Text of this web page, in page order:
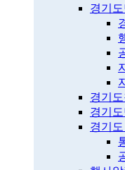
경기
경기도
경기
경기